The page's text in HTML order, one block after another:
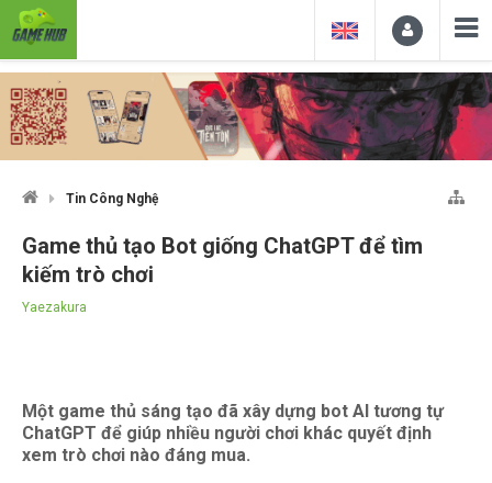
Tin Công Nghệ
Game thủ tạo Bot giống ChatGPT để tìm
kiếm trò chơi
Yaezakura
Một game thủ sáng tạo đã xây dựng bot AI tương tự
ChatGPT để giúp nhiều người chơi khác quyết định
xem trò chơi nào đáng mua.